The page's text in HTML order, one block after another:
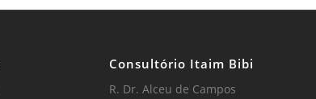
Consultório Itaim Bibi
R. Dr. Alceu de Campos